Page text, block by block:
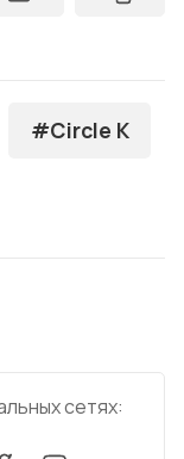
#Circle K
сетях: